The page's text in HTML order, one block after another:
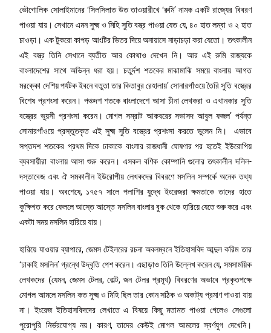
ভৌগোলিক সোলাইমানের ‘সিলসিলাত উত তাওয়ারীখে ‘রুমি’ নামক একটি রাজ্যের বিবরণ
পাওয়া যায়। সেখানে এমন সুক্ষ্ম ও মিহি সুতি বস্ত্র পাওয়া যেত যে, ৪০ হাত লম্বা ও ২ হাত
চাওড়া। এক টুকরো কাপড় আংটির ভিতর দিয়ে অনায়াসে নাড়াচড়া করা যেতো। তৎকালীন
এই বস্ত্র তিনি সেখানে ব্যতীত আর কোথাও দেখেন নি। আর এই রুমি রাজ্যকে
বাংলাদেশের সাথে অভিন্ন ধরা হয়। চতুর্দশ শতকের মাঝামাঝি সময়ে বাংলায় আগত
মরক্কো দেশিয় পর্যটক ইবনে বতুতা তার কিতাবুর রেহালায়’ সোনারগাঁওয়ে তৈরি সুতি বস্ত্রের
বিশেষ প্রশংসা করেন। পঞ্চদশ শতকে বাংলাদেশে আসা চীনা লেখকরা ও এখানকার সুতি
বস্ত্রের ভুয়সী প্রশংসা করেন। মোগল সম্রাট আকবরের সভাসদ আবুল ফজল’ পর্যন্ত
সোনারগাঁওয়ে প্রস্তুতকৃত এই সুক্ষ্ম সুতি বস্ত্রের প্রশংসা করতে ভুলেন নি। এভাবে
সপ্তদশ শতকের প্রথম দিকে ঢাকাকে বাংলার রাজধানী ঘোষণার পর হতেই ইউরোপিয়
ব্যবসায়ীরা বাংলায় আসা শুরু করেন। এসকল বণিক কোম্পানি গুলোর তৎকালীন দলিল-
দস্তাবেজ এবং ঐ সমকালীন ইউরোপীয় লেখকদের বিবরণে মসলিন সম্পর্কে অনেক তথ্য
পাওয়া যায়। অবশেষে, ১৭৫৭ সালে পলাশির যুদ্ধে ইংরেজরা ক্ষমতাকে তাদের হাতে
কুক্ষিগত করে ফেললে আস্তে আস্তে মসলিন বাংলার বুক থেকে হারিয়ে যেতে শুরু করে এবং
একটা সময় মসলিন হারিয়ে যায়।
হারিয়ে যাওয়ার ব্যাপারে, জেমস টেইলরের রচনা অবলম্বনে ইতিহাসবিদ আব্দুল করিম তার
‘ঢাকাই মসলিন’ গ্রন্থে উদ্বৃতি পেশ করেন। এছাড়াও তিনি উল্লেখ করেন যে, সমসাময়িক
লেখকদের (যেমন, জেমস টেলর, বোল্ট, জন টেলর প্রমূখ) বিবরণের অভাবে প্রকৃতপক্ষে
মোগল আমলে মসলিন কত সুক্ষ্ম ও মিহি ছিল তার কোন সঠিক ও অকাট্য প্রমাণ পাওয়া যায়
না। ইংরেজ ইতিহাসবিদদের লেখাতে এ বিষয়ে কিছু মতামত পাওয়া গেলেও সেগুলো
পুরোপুরি নির্ভরযোগ্য নয়। কারণ, তাদের কেউই মোগল আমলের স্বর্ণযুগ দেখেনি।